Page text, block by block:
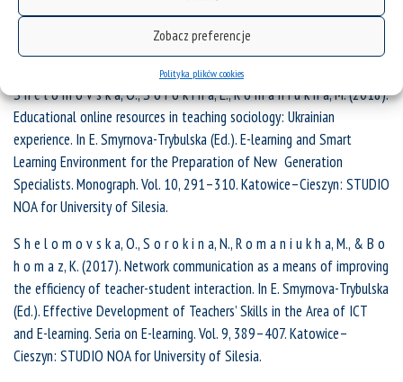
Zobacz preferencje
Polityka plików cookies
Retrieved from https://us.edu.pl/wydzial/wsne/wp-
content/uploads/sites/20/2020/01/E-learning-11.pdf (accessed 10
June 2020).
S h e l o m o v s k a, O., S o r o k i n a, L., R o m a n i u k h a, M. (2018).
Educational online resources in teaching sociology: Ukrainian
experience. In E. Smyrnova-Trybulska (Ed.). E-learning and Smart
Learning Environment for the Preparation of New Generation
Specialists. Monograph. Vol. 10, 291–310. Katowice–Cieszyn: STUDIO
NOA for University of Silesia.
S h e l o m o v s k a, O., S o r o k i n a, N., R o m a n i u k h a, M., & B o
h o m a z, K. (2017). Network communication as a means of improving
the efficiency of teacher-student interaction. In E. Smyrnova-Trybulska
(Ed.). Effective Development of Teachers’ Skills in the Area of ICT
and E-learning. Seria on E-learning. Vol. 9, 389–407. Katowice–
Cieszyn: STUDIO NOA for University of Silesia.